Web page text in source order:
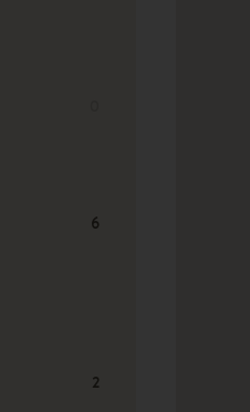
6
2